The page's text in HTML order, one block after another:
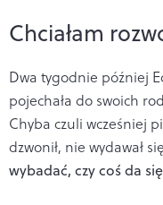
Chciałam
Dwa tygodnie później
pojechała do swoich
Chyba czuli wcześniej
dzwonił, nie wydawał
wybadać, czy coś da